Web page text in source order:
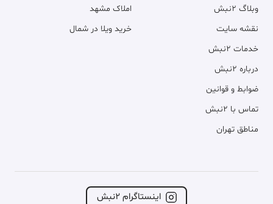
وبلاگ ۲نبش
نقشه سایت
خدمات ۲نبش
درباره ۲نبش
ضوابط و قوانین
تماس با ۲نبش
مناطق تهران
املاک مشهد
خرید ویلا در شمال
اینستاگرام ۲نبش